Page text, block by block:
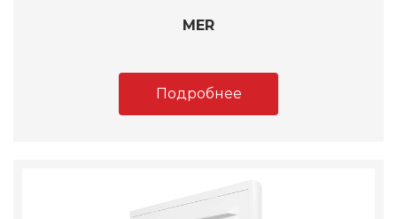
MER
Подробнее